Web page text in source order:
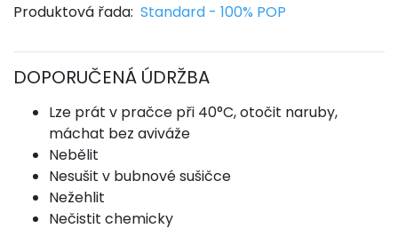
Produktová řada: Standard - 100% POP
DOPORUČENÁ ÚDRŽBA
Lze prát v pračce při 40°C, otočit naruby,
máchat bez aviváže
Nebělit
Nesušit v bubnové sušičce
Nežehlit
Nečistit chemicky